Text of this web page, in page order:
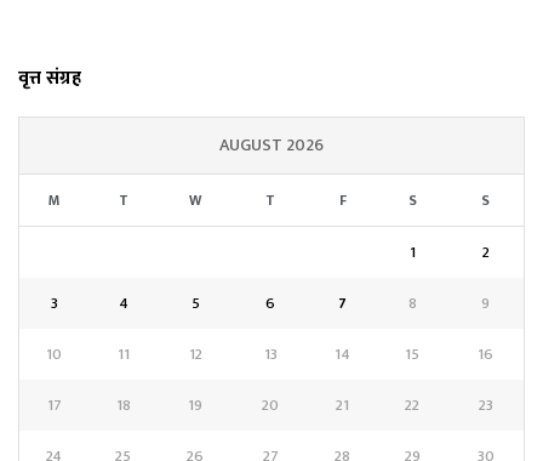
वृत्त संग्रह
AUGUST 2026
M T W T F S S
1
2
3
4 5 6 7 8
9
10
11 12 13 14 15
16
17
18 19 20 21 22
23